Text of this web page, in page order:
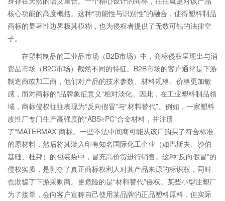
核心功能的高度概括。这种“功能性与识别性”的融合，使得塑料制品
商标的显著性边界极其模糊，也为侵权者提供了无数可钻的法律空
子。
在塑料制品的工业品市场（B2B市场）中，商标侵权呈现出与消
费品市场（B2C市场）截然不同的特征。B2B市场的客户通常是下游
制造商或加工商，他们对产品的技术参数、材料规格、价格更加敏
感，而对商标的“品牌象征意义”相对淡化。因此，在工业塑料制品领
域，商标侵权往往表现为“反向假冒”与“材料替代”。例如，一家塑料
改性厂专门生产高强度的“ABS+PC”合金材料，并注册
了“MATERMAX”商标。一些不法中间商可能从该厂购买了符合标准
的原材料，然后将其装入印有知名国际化工企业（如巴斯夫、沙伯
基础、杜邦）的包装袋中，冒充高价货进行销售。这种“反向假冒”的
侵权实质，是剥夺了真正商标权利人对其产品来源的标识权，同时
也欺骗了下游采购商。更危险的是“材料替代”侵权。某些小型注塑厂
为了接单，会向客户宣称自己使用某品牌的正品塑料原料，但实际